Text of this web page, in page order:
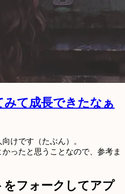
みて成長できたなぁ
けです（たぶん）。
ったと思うことなので、参考ま
をフォークしてアプ